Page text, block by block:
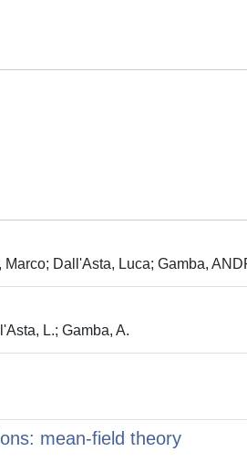
Dall'Asta, Luca; Gamba,
L.; Gamba, A.
mean-field theory